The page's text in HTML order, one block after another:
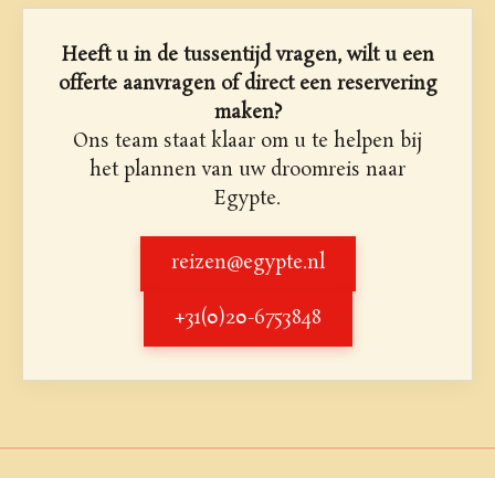
Heeft u in de tussentijd vragen, wilt u een
offerte aanvragen of direct een reservering
maken?
Ons team staat klaar om u te helpen bij
het plannen van uw droomreis naar
Egypte.
reizen@egypte.nl
+31(0)20-6753848